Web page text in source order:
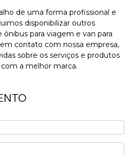
de uma forma profissional e
disponibilizar outros
para viagem e van para
contato com nossa empresa,
sobre os serviços e produtos
a melhor marca.